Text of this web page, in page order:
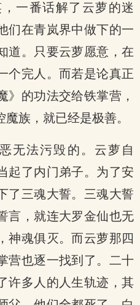
一番话解了云萝的迷
们在青岚界中做下的一
道。只要云萝愿意，在
个完人。而若是论真正
》的功法交给铁掌营，
族，就已经是极善。
无法污毁的。云萝自
起了内门弟子。为了安
了三魂大誓。三魂大誓
言，就连大罗金仙也无
神魂俱灭。而云萝那四
营也逐一找到了。二十
许多人的人生轨迹，其